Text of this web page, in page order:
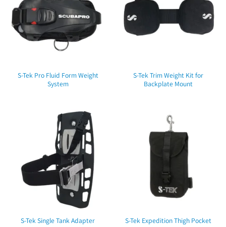
S-Tek Trim Weight Kit for
Backplate Mount
S-Tek Pro Fluid Form Weight
System
S-Tek Expedition Thigh Pocket
S-Tek Single Tank Adapter